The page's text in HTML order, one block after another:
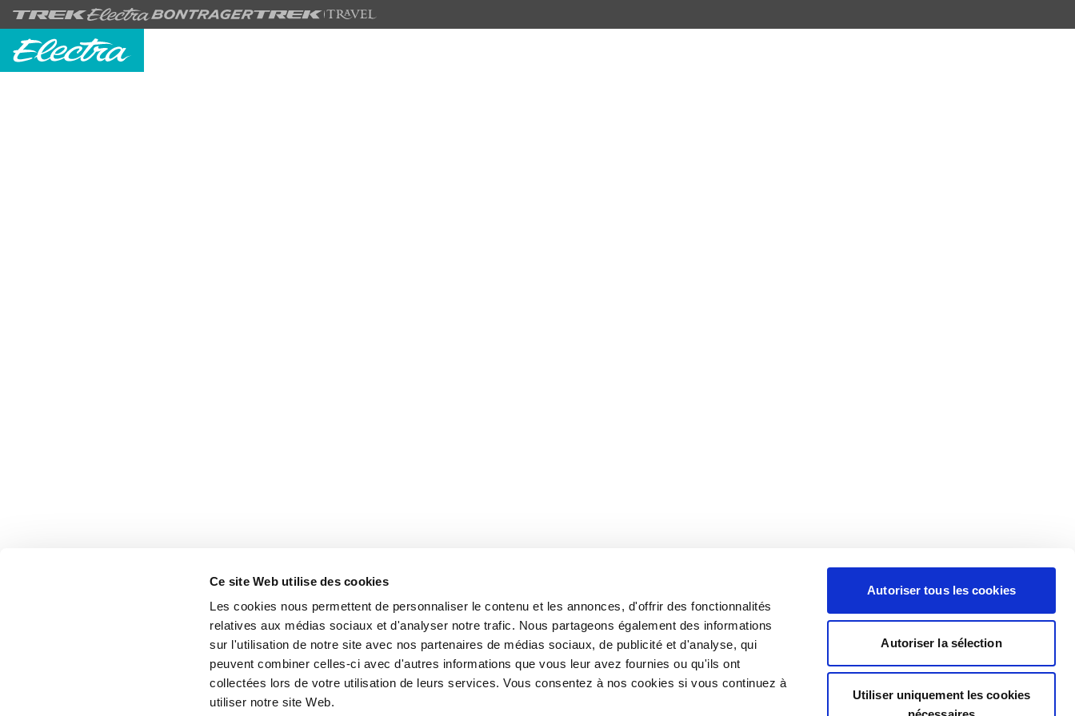
Ce site Web utilise des cookies
Les cookies nous permettent de personnaliser le contenu et les annonces, d'offrir des fonctionnalités
relatives aux médias sociaux et d'analyser notre trafic. Nous partageons également des informations
sur l'utilisation de notre site avec nos partenaires de médias sociaux, de publicité et d'analyse, qui
peuvent combiner celles-ci avec d'autres informations que vous leur avez fournies ou qu'ils ont
collectées lors de votre utilisation de leurs services. Vous consentez à nos cookies si vous continuez à
utiliser notre site Web.
Autoriser tous les cookies
Autoriser la sélection
Utiliser uniquement les cookies